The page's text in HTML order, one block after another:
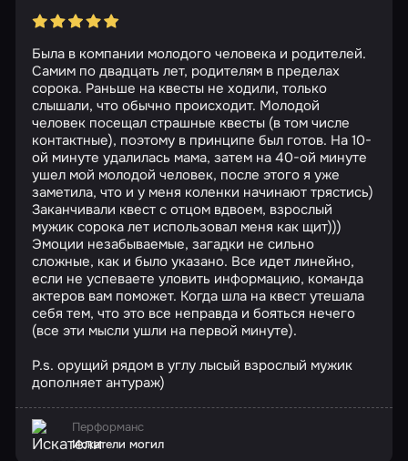
Была в компании молодого человека и родителей.
Самим по двадцать лет, родителям в пределах
сорока. Раньше на квесты не ходили, только
слышали, что обычно происходит. Молодой
человек посещал страшные квесты (в том числе
контактные), поэтому в принципе был готов. На 10-
ой минуте удалилась мама, затем на 40-ой минуте
ушел мой молодой человек, после этого я уже
заметила, что и у меня коленки начинают трястись)
Заканчивали квест с отцом вдвоем, взрослый
мужик сорока лет использовал меня как щит)))
Эмоции незабываемые, загадки не сильно
сложные, как и было указано. Все идет линейно,
если не успеваете уловить информацию, команда
актеров вам поможет. Когда шла на квест утешала
себя тем, что это все неправда и бояться нечего
(все эти мысли ушли на первой минуте).
P.s. орущий рядом в углу лысый взрослый мужик
дополняет антураж)
Перформанс
Искатели могил